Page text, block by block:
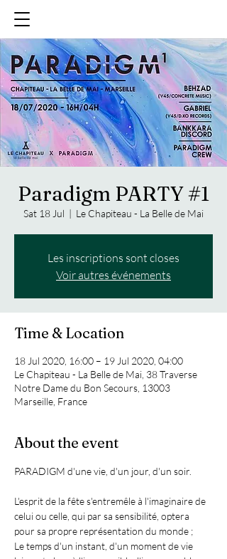
Paradigm PARTY #1
Sat 18 Jul
  |
Le Chapiteau - La Belle de Mai
Les inscriptions sont closes
Voir autres événements
Time & Location
18 Jul 2020, 16:00 – 19 Jul 2020, 04:00
Le Chapiteau - La Belle de Mai, 38 Traverse
Notre Dame du Bon Secours, 13003
Marseille, France
About the event
PARADIGM d'une vie, d'un jour, d'un soir.
L'esprit de la fête s'entremêle à l'imaginaire de
celui ou celle, qui par sa sensibilité, optera
pour sa propre représentation du monde ;
Le temps d'un instant, d'un moment de vie